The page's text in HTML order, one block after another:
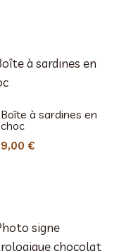
Boîte à sardines en
choc
9,00 €